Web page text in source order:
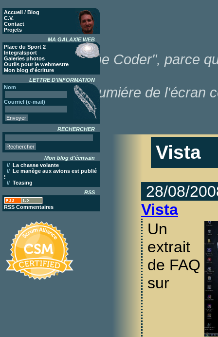
Accueil / Blog
C.V.
Contact
Projets
MA GALAXIE WEB
Place du Sport 2
Integralsport
Galeries photos
Outils pour le webmestre
Mon blog d'écriture
LETTRE D'INFORMATION
Nom
Courriel (e-mail)
RECHERCHER
Mon blog d'écrivain
// La chasse volante
// Le manège aux avions est publié
!
// Teasing
RSS
RSS Commentaires
"Poor Lonesome Coder", parce
dans la lumiére de l'écran
Vista
28/08/
Vista
Un
extrait
de FAQ
sur